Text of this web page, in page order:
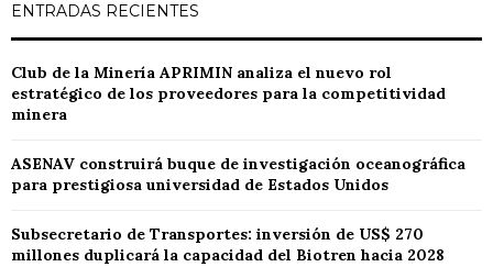
ENTRADAS RECIENTES
Club de la Minería APRIMIN analiza el nuevo rol
estratégico de los proveedores para la competitividad
minera
ASENAV construirá buque de investigación oceanográfica
para prestigiosa universidad de Estados Unidos
Subsecretario de Transportes: inversión de US$ 270
millones duplicará la capacidad del Biotren hacia 2028